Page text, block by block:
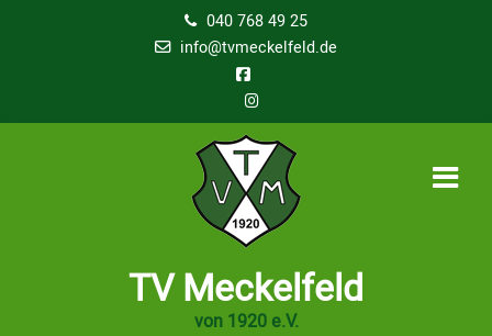
040 768 49 25
info@tvmeckelfeld.de
TV Meckelfeld
von 1920 e.V.